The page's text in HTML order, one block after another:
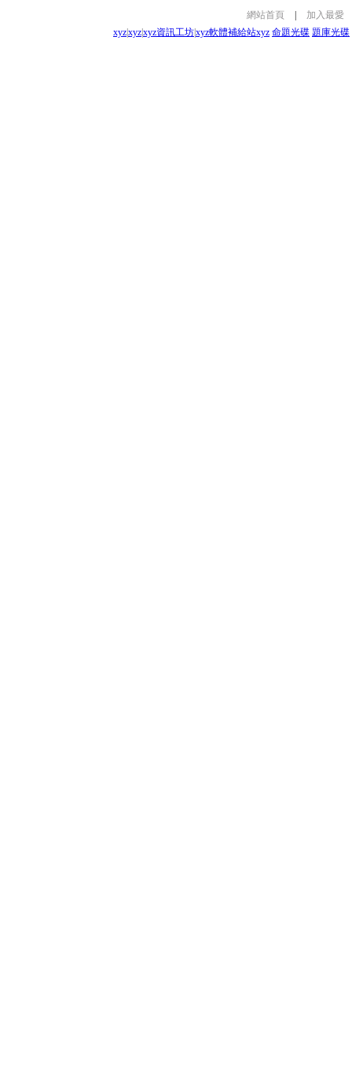
網站首頁
加入最愛
xyzxyzxyz資訊工坊xyz軟體補給站xyz 命題光碟 題庫光碟